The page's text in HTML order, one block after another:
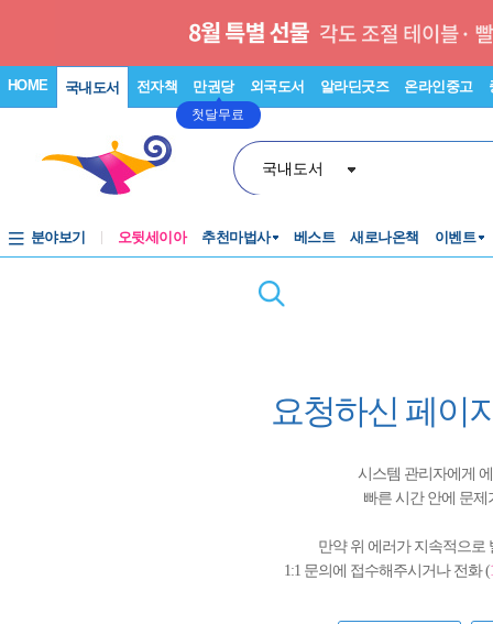
HOME 국내도서 전자책 만권당
첫달무료
외국도서 알라딘굿즈 온라인중고
국내도서
분야보기 오뒷세이아 추천마법사 베스트 새로나온책 이벤트
요청하신 페이
시스템 관리자에게
빠른 시간 안에 문
만약 위 에러가 지속적으로
1:1 문의에 접수해주시거나 전화 (